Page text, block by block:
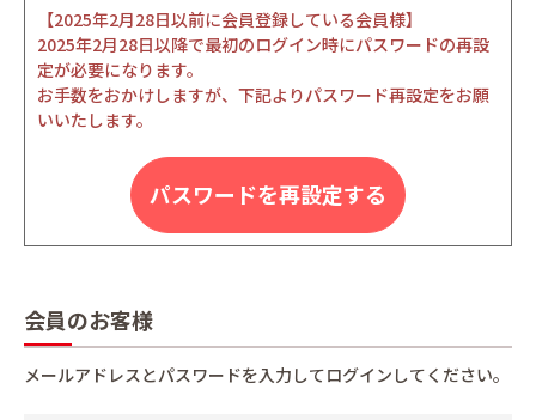
【2025年2月28日以前に会員登録している会員様】
2025年2月28日以降で最初のログイン時にパスワードの再設
定が必要になります。
お手数をおかけしますが、下記よりパスワード再設定をお願
いいたします。
パスワードを再設定する
会員のお客様
メールアドレスとパスワードを入力してログインしてください。